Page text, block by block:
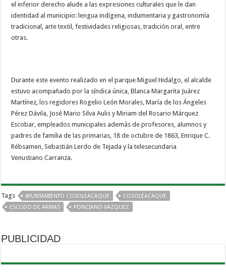
el inferior derecho alude a las expresiones culturales que le dan
identidad al municipio: lengua indígena, indumentaria y gastronomía
tradicional, arte textil, festividades religiosas, tradición oral, entre
otras.
Durante este evento realizado en el parque Miguel Hidalgo, el alcalde
estuvo acompañado por la síndica única, Blanca Margarita Juárez
Martínez, los regidores Rogelio León Morales, María de los Ángeles
Pérez Dávila, José Mario Silva Aulis y Miriam del Rosario Márquez
Escobar, empleados municipales además de profesores, alumnos y
padres de familia de las primarias, 18 de octubre de 1863, Enrique C.
Rébsamen, Sebastián Lerdo de Tejada y la telesecundaria
Venustiano Carranza.
Tags AYUNTAMIENTO COSOLEACAQUE
COSOLEACAQUE
ESCUDO DE ARMAS
PONCIANO VAZQUEZ
PUBLICIDAD